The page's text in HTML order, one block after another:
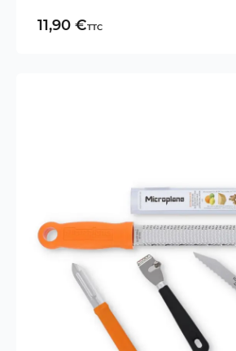
11,90 €TTC